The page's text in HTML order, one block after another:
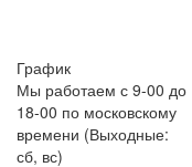
График
Мы работаем с 9-00 до
18-00 по московскому
времени (Выходные:
сб, вс)